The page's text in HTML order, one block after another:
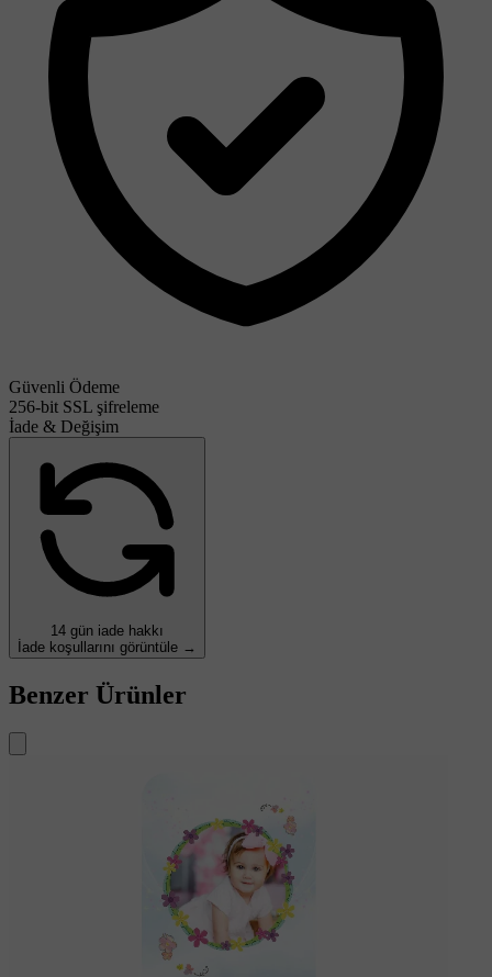
Güvenli Ödeme
256-bit SSL şifreleme
İade & Değişim
14 gün iade hakkı
İade koşullarını görüntüle →
Benzer Ürünler